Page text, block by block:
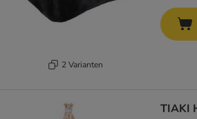
2 Varianten
TIAKI